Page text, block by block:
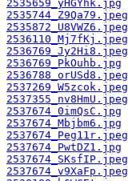
2535659_yHGYhk.jpg
2535744_Z9Qa79.jpeg
2535872_U8VWZ6.jpeg
2536110_Mj7fKj.jpeg
2536769_Jy2Hi8.jpeg
2536769_PkOuhb.jpg
2536788_orUSd8.jpeg
2537269_W5zcok.jpeg
2537355_nv8HmU.jpeg
2537674_0imQsC.jpg
2537674_Mbjbm6.jpg
2537674_Peg11r.jpeg
2537674_PwtDZ1.jpg
2537674_SKsfIP.jpeg
2537674_v9XaFp.jpeg